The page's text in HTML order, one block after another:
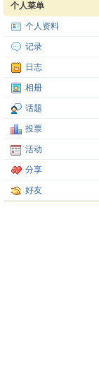
个人菜单
个人资料
记录
日志
相册
话题
投票
活动
分享
好友